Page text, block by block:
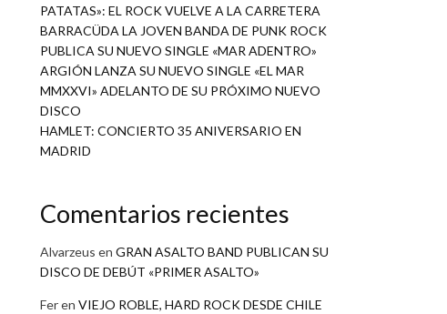
PATATAS»: EL ROCK VUELVE A LA CARRETERA
BARRACÜDA LA JOVEN BANDA DE PUNK ROCK
PUBLICA SU NUEVO SINGLE «MAR ADENTRO»
ARGIÓN LANZA SU NUEVO SINGLE «EL MAR
MMXXVI» ADELANTO DE SU PRÓXIMO NUEVO
DISCO
HAMLET: CONCIERTO 35 ANIVERSARIO EN
MADRID
Comentarios recientes
Alvarzeus en GRAN ASALTO BAND PUBLICAN SU
DISCO DE DEBÚT «PRIMER ASALTO»
Feren VIEJO ROBLE, HARD ROCK DESDE CHILE